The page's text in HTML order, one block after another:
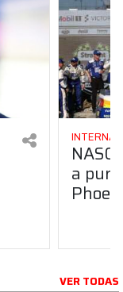
a
VER TODAS